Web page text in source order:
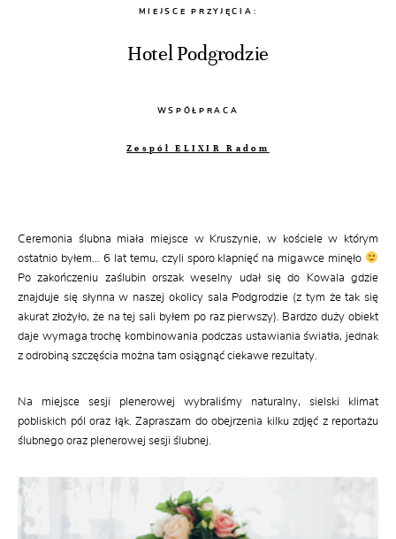
MIEJSCE PRZYJĘCIA:
Hotel Podgrodzie
WSPÓŁPRACA
Zespół ELIXIR Radom
Ceremonia ślubna miała miejsce w Kruszynie, w kościele w którym
ostatnio byłem… 6 lat temu, czyli sporo klapnięć na migawce minęło
Po zakończeniu zaślubin orszak weselny udał się do Kowala gdzie
znajduje się słynna w naszej okolicy sala Podgrodzie (z tym że tak się
akurat złożyło, że na tej sali byłem po raz pierwszy). Bardzo duży obiekt
daje wymaga trochę kombinowania podczas ustawiania światła, jednak
z odrobiną szczęścia można tam osiągnąć ciekawe rezultaty.
Na miejsce sesji plenerowej wybraliśmy naturalny, sielski klimat
pobliskich pól oraz łąk. Zapraszam do obejrzenia kilku zdjęć z reportażu
ślubnego oraz plenerowej sesji ślubnej.